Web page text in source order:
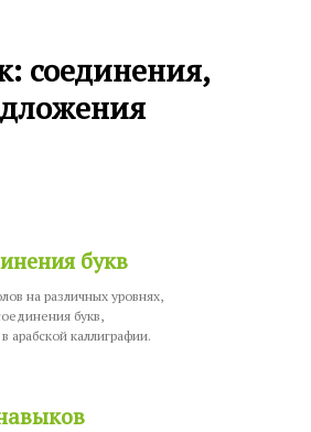
соединения,
букв
на различных уровнях,
букв,
каллиграфии.